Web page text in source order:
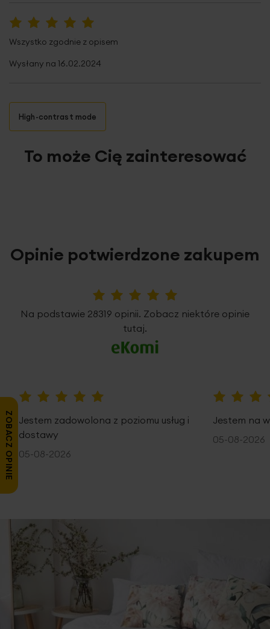
Wszystko zgodnie z opisem
Wysłany na 16.02.2024
High-contrast mode
To może Cię zainteresować
Opinie potwierdzone zakupem
Na podstawie 28319 opinii. Zobacz niektóre opinie
tutaj.
Jestem zadowolona z poziomu usług i
dostawy
05-08-2026
Jestem na
05-08-2026
ZOBACZ OPINIE